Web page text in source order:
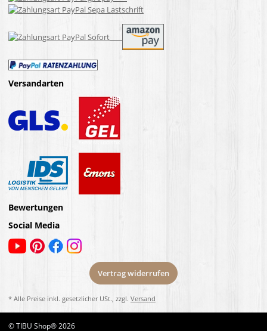
Versandarten
Bewertungen
Social Media
Vertrag widerrufen
* Alle Preise inkl. gesetzlicher USt., zzgl. Versand
© TIBU Shop® 2026